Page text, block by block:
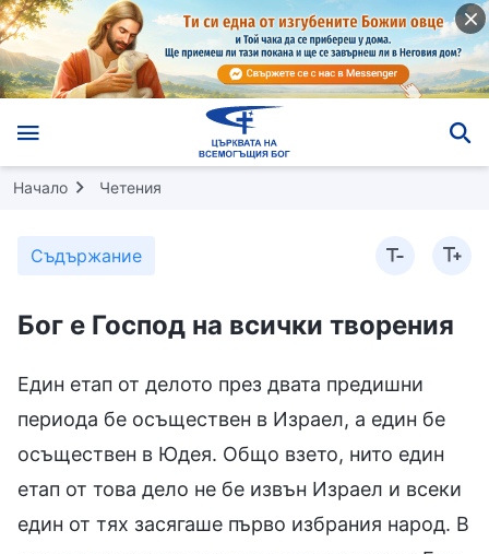
Начало Четения
Съдържание
Бог е Господ на всички творения
Един етап от делото през двата предишни
периода бе осъществен в Израел, а един бе
осъществен в Юдея. Общо взето, нито един
етап от това дело не бе извън Израел и всеки
един от тях засягаше първо избрания народ. В